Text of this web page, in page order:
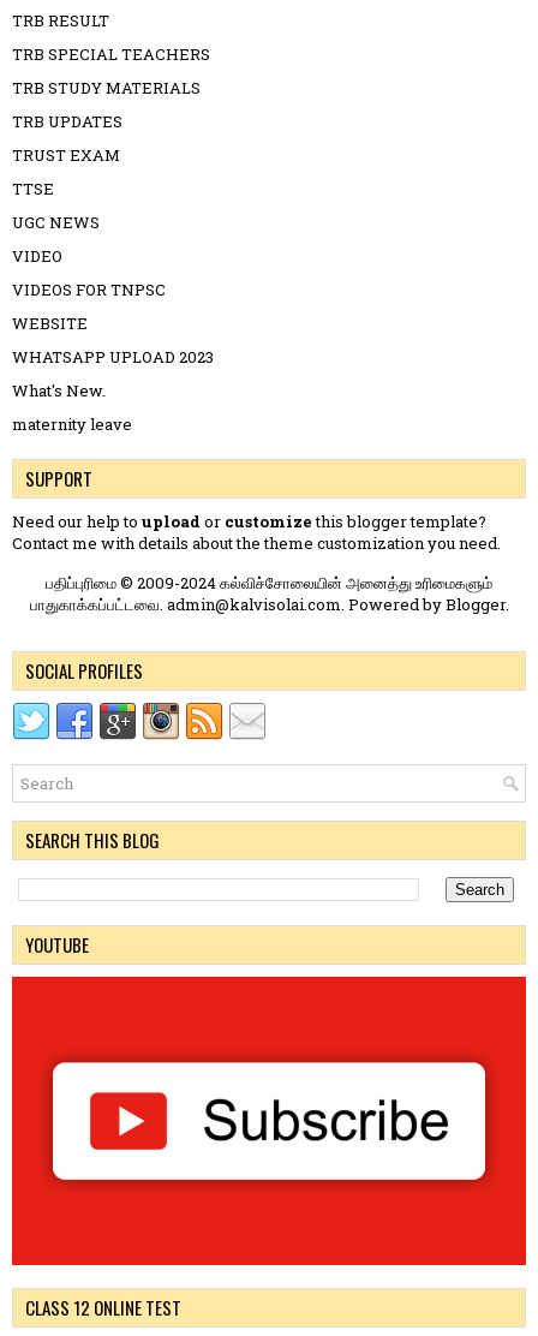
TRB RESULT
TRB SPECIAL TEACHERS
TRB STUDY MATERIALS
TRB UPDATES
TRUST EXAM
TTSE
UGC NEWS
VIDEO
VIDEOS FOR TNPSC
WEBSITE
WHATSAPP UPLOAD 2023
What's New.
maternity leave
SUPPORT
Need our help to upload or customizethis blogger template?
Contact me with details about the theme customization you need.
பதிப்புரிமை © 2009-2024 கல்விச்சோலையின் அனைத்து உரிமைகளும்
பாதுகாக்கப்பட்டவை. admin@kalvisolai.com. Powered byBlogger.
SOCIAL PROFILES
SEARCH THIS BLOG
YOUTUBE
CLASS 12 ONLINE TEST